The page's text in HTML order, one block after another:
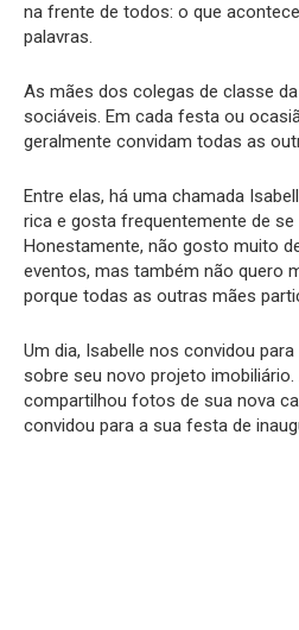
na frente de todos: o que
palavras.
As mães dos colegas de classe
sociáveis. Em cada festa ou
geralmente convidam todas as
Entre elas, há uma chamada
rica e gosta frequentemente de
Honestamente, não gosto muito
eventos, mas também não quero
porque todas as outras mães
Um dia, Isabelle nos convidou
sobre seu novo projeto
compartilhou fotos de sua nova
convidou para a sua festa de